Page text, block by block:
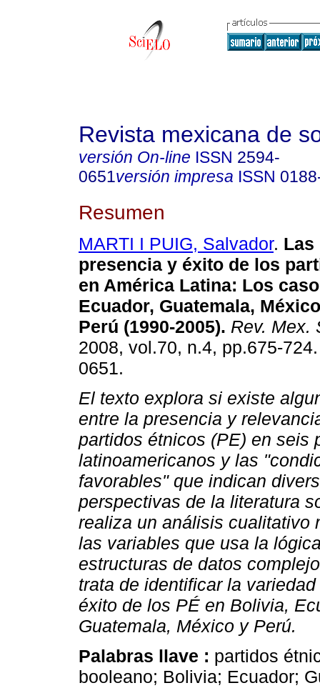
Revista mexicana de
versión On-line ISSN 2594-
0651versión impresa ISSN
Resumen
MARTI I PUIG, Salvador. Las
presencia y éxito de los
en América Latina: Los
Ecuador, Guatemala,
Perú (1990-2005). Rev. Mex.
2008, vol.70, n.4, pp.675-
0651.
El texto explora si existe
entre la presencia y
partidos étnicos (PE) en seis
latinoamericanos y las
favorables" que indican
perspectivas de la literatura
realiza un análisis cualitativo
las variables que usa la
estructuras de datos
trata de identificar la
éxito de los PÉ en Bolivia,
Guatemala, México y Perú.
Palabras llave : partidos
booleano; Bolivia; Ecuador;